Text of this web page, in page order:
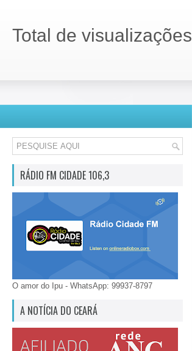
Total de visualizações
RÁDIO FM CIDADE 106,3
O amor do Ipu - WhatsApp: 99937-8797
A NOTÍCIA DO CEARÁ